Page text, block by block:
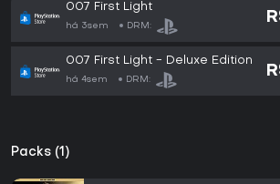
007 First Light
há 3sem DRM:
007 First Light - Deluxe Edition
há 4sem DRM:
Packs (1)